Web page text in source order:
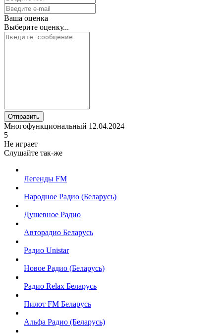
Ваша оценка
Выберите оценку...
Отправить
Многофункциональный 12.04.2024
5
Не играет
Слушайте так-же
Легенды FM
Народное Радио (Беларусь)
Душевное Радио
Авторадио Беларусь
Радио Unistar
Новое Радио (Беларусь)
Радио Relax Беларусь
Пилот FM Беларусь
Альфа Радио (Беларусь)